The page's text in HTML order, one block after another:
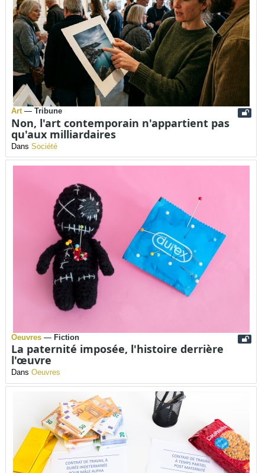
Art — Tribune
Non, l'art contemporain n'appartient pas
qu'aux milliardaires
Dans Société
Oeuvres — Fiction
La paternité imposée, l'histoire derrière
l'œuvre
Dans Oeuvres